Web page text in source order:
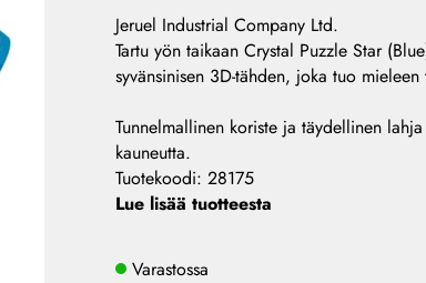
Jeruel Industrial Company Ltd.
Tartu yön taikaan Crystal Puzzle Star
syvänsinisen 3D-tähden, joka tuo
Tunnelmallinen koriste ja täydellinen
kauneutta.
Tuotekoodi: 28175
Lue lisää tuotteesta
Varastossa